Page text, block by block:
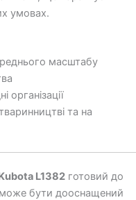
умовах.
масштабу
організації
та на
L1382 готовий до
може бути дооснащений